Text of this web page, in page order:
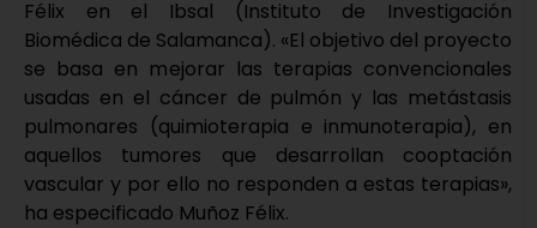
Félix en el Ibsal (Instituto de Investigación
Biomédica de Salamanca). «El objetivo del proyecto
se basa en mejorar las terapias convencionales
usadas en el cáncer de pulmón y las metástasis
pulmonares (quimioterapia e inmunoterapia), en
aquellos tumores que desarrollan cooptación
vascular y por ello no responden a estas terapias»,
ha especificado Muñoz Félix.